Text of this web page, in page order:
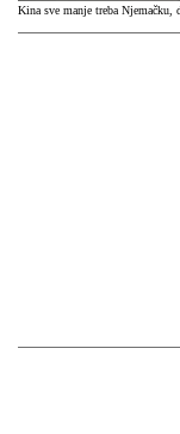
Kina sve manje treba